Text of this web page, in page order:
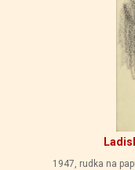
1947, rudka na